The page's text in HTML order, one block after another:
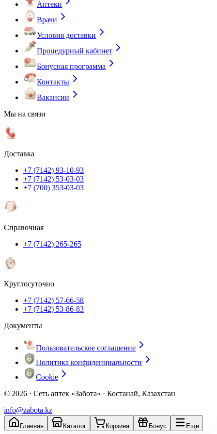
Аптеки
Врачи
Условия доставки
Процедурный кабинет
Бонусная программа
Контакты
Вакансии
Мы на связи
Доставка
+7 (7142) 93-10-93
+7 (7142) 53-03-03
+7 (700) 353-03-03
Справочная
+7 (7142) 265-265
Круглосуточно
+7 (7142) 57-66-58
+7 (7142) 53-86-83
Документы
Пользовательское соглашение
Политика конфиденциальности
Cookie
© 2026 · Сеть аптек «Забота» · Костанай, Казахстан
info@zabota.kz
Главная Каталог Корзина Бонус Ещё